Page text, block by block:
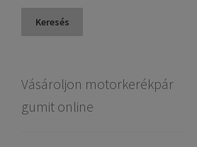
Keresés
Vásároljon motorkerékpár
gumit online